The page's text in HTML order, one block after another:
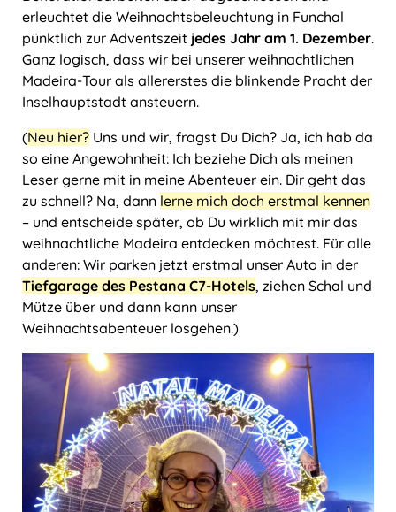
erleuchtet die Weihnachtsbeleuchtung in Funchal
pünktlich zur Adventszeit jedes Jahr am 1. Dezember.
Ganz logisch, dass wir bei unserer weihnachtlichen
Madeira-Tour als allererstes die blinkende Pracht der
Inselhauptstadt ansteuern.
(Neu hier? Uns und wir, fragst Du Dich? Ja, ich hab da
so eine Angewohnheit: Ich beziehe Dich als meinen
Leser gerne mit in meine Abenteuer ein. Dir geht das
zu schnell? Na, dann lerne mich doch erstmal kennen
– und entscheide später, ob Du wirklich mit mir das
weihnachtliche Madeira entdecken möchtest. Für alle
anderen: Wir parken jetzt erstmal unser Auto in der
Tiefgarage des Pestana C7-Hotels, ziehen Schal und
Mütze über und dann kann unser
Weihnachtsabenteuer losgehen.)